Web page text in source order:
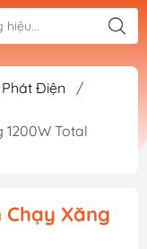
Điện
/
Total
Xăng